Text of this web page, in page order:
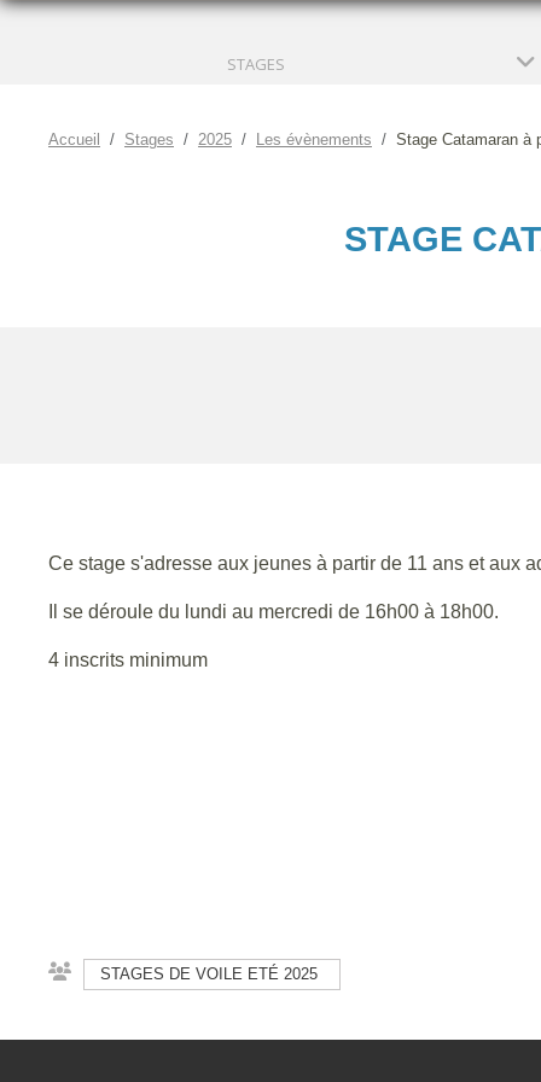
STAGES
Accueil Stages 2025 Les évènements Stage Catamaran à
STAGE
Ce stage s'adresse aux jeunes à partir de 11 ans et aux
Il se déroule du lundi au mercredi de 16h00 à 18h00.
4 inscrits minimum
STAGES DE VOILE ETÉ 2025